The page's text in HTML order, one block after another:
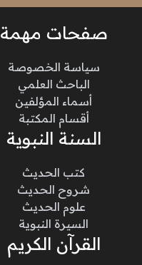
صفحات مهمة
سياسة الخصوصة
الباحث العلمي
أسماء المؤلفين
أقسام المكتبة
السنة النبوية
كتب الحديث
شروح الحديث
علوم الحديث
السيرة النبوية
القرآن الكريم